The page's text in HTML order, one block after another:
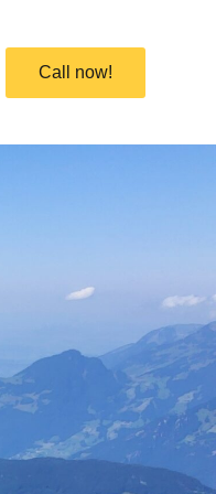
Call now!